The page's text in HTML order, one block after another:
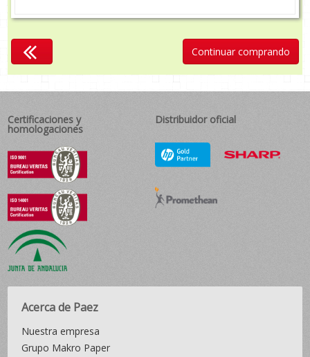
Continuar comprando
Certificaciones y
homologaciones
Distribuidor oficial
Acerca de Paez
Nuestra empresa
Grupo Makro Paper